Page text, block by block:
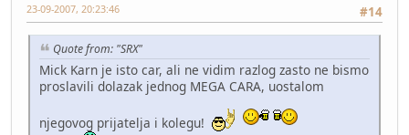
#14
23-09-2007, 20:23:46
Quote from: "SRX"
Mick Karn je isto car, ali ne vidim razlog zasto ne bismo
proslavili dolazak jednog MEGA CARA, uostalom
njegovog prijatelja i kolegu!